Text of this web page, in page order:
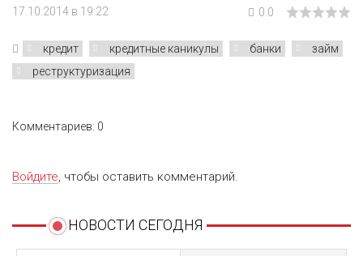
17.10.2014 в 19:22 0.0
кредит кредитные каникулы банки
займ
реструктуризация
Комментариев: 0
Войдите, чтобы оставить комментарий.
НОВОСТИ СЕГОДНЯ